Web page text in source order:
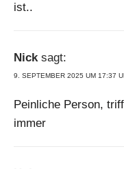
ist..
Nick sagt:
9. SEPTEMBER 2025 UM 17:37
Peinliche Person,
immer